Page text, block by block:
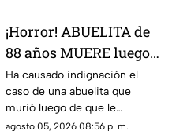
¡Horror! ABUELITA de
88 años MUERE luego
de que le INYECTARAN
CALDO de pollo
Ha causado indignación el
caso de una abuelita que
murió luego de que le
inyectaran caldo de pollo,
agosto 05, 2026 08:56 p. m.